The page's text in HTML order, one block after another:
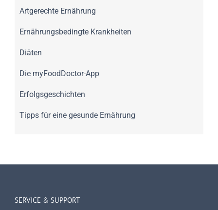
Artgerechte Ernährung
Ernährungsbedingte Krankheiten
Diäten
Die myFoodDoctor-App
Erfolgsgeschichten
Tipps für eine gesunde Ernährung
SERVICE & SUPPORT